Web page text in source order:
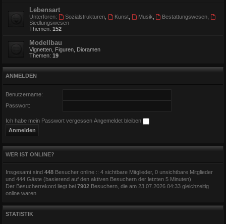
Lebensart
Unterforen: Sozialstrukturen, Kunst, Musik Bestattungswesen
Siedlungswesen
Themen: 152
Modellbau
Vignetten, Figuren, Dioramen
Themen: 19
ANMELDEN
Benutzername:
Passwort:
Ich habe mein Passwort vergessen Angemeldet bleiben
WER IST ONLINE?
Insgesamt sind 448 Besucher online :: 4 sichtbare Mitglieder, 0 unsichtbare Mitglieder
und 444 Gäste (basierend auf den aktiven Besuchern der letzten 5 Minuten)
Der Besucherrekord liegt bei 7902 Besuchern, die am 23.07.2026 04:33 gleichzeitig
online waren.
STATISTIK